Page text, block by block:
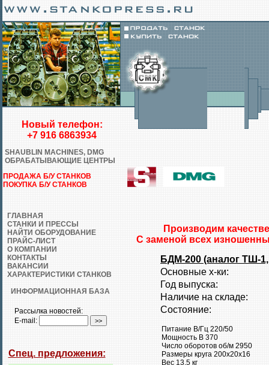
Новый телефон:
+7 916 6863934
SHAUBLIN MACHINES, DMG
ОБРАБАТЫВАЮЩИЕ ЦЕНТРЫ
ПРОДАЖА Б/У СТАНКОВ
ПОКУПКА Б/У СТАНКОВ
ГЛАВНАЯ
СТАНКИ И ПРЕССЫ
НАЙТИ ОБОРУДОВАНИЕ
ПРАЙС-ЛИСТ
О КОМПАНИИ
КОНТАКТЫ
ВАКАНСИИ
ХАРАКТЕРИСТИКИ СТАНКОВ
ИНФОРМАЦИОННАЯ БАЗА
Рассылка новостей:
E-mail:
Спец. предложения:
Производим
С заменой всех
БДМ-200 (аналог ТШ-1,
Основные х-ки:
Год выпуска:
Наличие на складе:
Состояние:
Питание В/Гц 220/50
Мощность В 370
Число оборотов об/м 2950
Размеры круга 200х20х16
Вес 13,5 кг